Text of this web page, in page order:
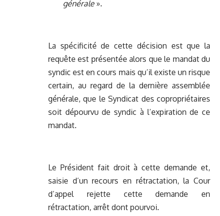
générale».
La spécificité de cette décision est que la
requête est présentée alors que le mandat du
syndic est en cours mais qu’il existe un risque
certain, au regard de la dernière assemblée
générale, que le Syndicat des copropriétaires
soit dépourvu de syndic à l’expiration de ce
mandat.
Le Président fait droit à cette demande et,
saisie d’un recours en rétractation, la Cour
d’appel rejette cette demande en
rétractation, arrêt dont pourvoi.